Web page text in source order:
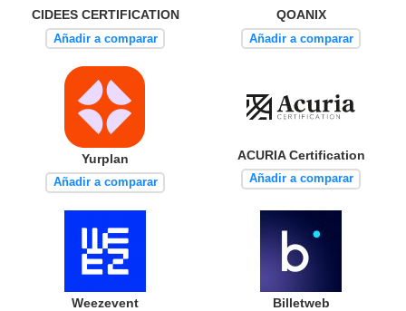
CIDEES CERTIFICATION
Añadir a comparar
QOANIX
Añadir a comparar
Yurplan
Añadir a comparar
ACURIA Certification
Añadir a comparar
Weezevent Billetweb